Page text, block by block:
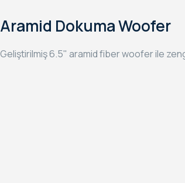
Aramid Dokuma Woofer
Geliştirilmiş 6.5" aramid fiber woofer ile